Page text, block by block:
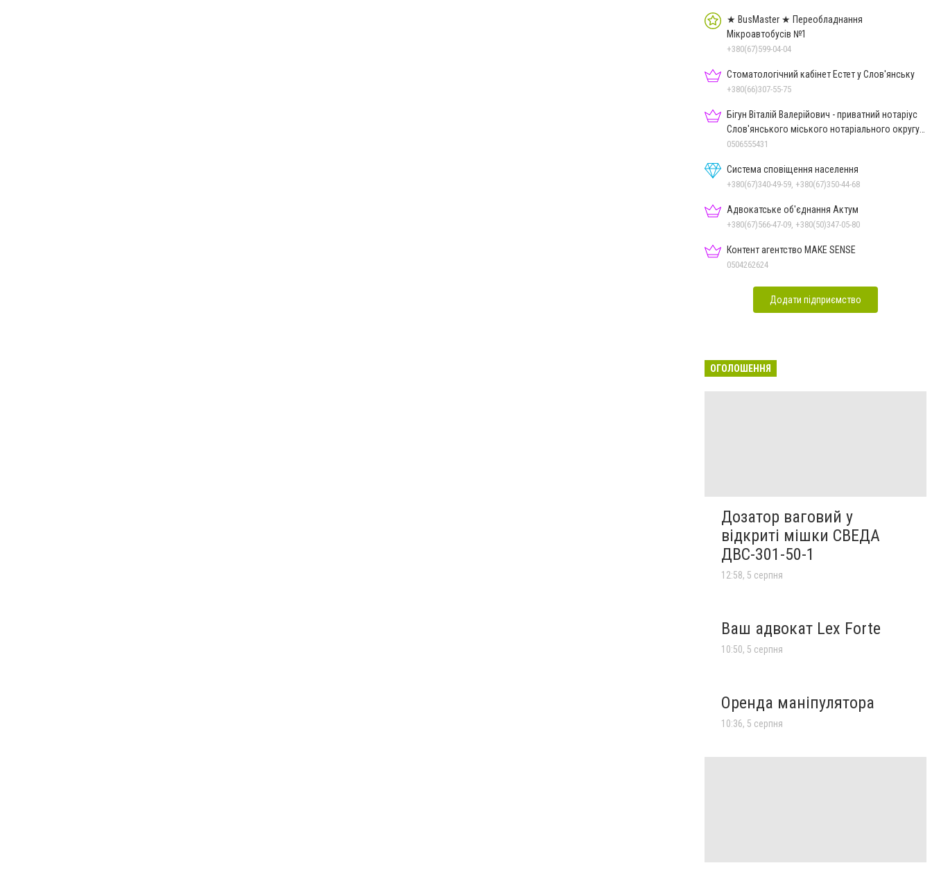
★ BusMaster ★ Переобладнання
Мікроавтобусів №1
+380(67)599-04-04
Стоматологічний кабінет Естет у Слов'янську
+380(66)307-55-75
Бігун Віталій Валерійович - приватний нотаріус
Слов'янського міського нотаріального округу
Дон.обл.
0506555431
Система сповіщення населення
+380(67)340-49-59, +380(67)350-44-68
Адвокатське об'єднання Актум
+380(67)566-47-09, +380(50)347-05-80
Контент агентство MAKE SENSE
0504262624
Додати підприємство
ОГОЛОШЕННЯ
Дозатор ваговий у
відкриті мішки СВЕДА
ДВС-301-50-1
12:58, 5 серпня
Ваш адвокат Lex Forte
10:50, 5 серпня
Оренда маніпулятора
10:36, 5 серпня